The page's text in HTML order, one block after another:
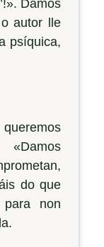
Damos
autor lle
psíquica,
do que
non